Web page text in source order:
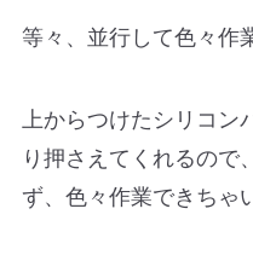
等々、並行して色々作
上からつけたシリコン
り押さえてくれるので
ず、色々作業できちゃ